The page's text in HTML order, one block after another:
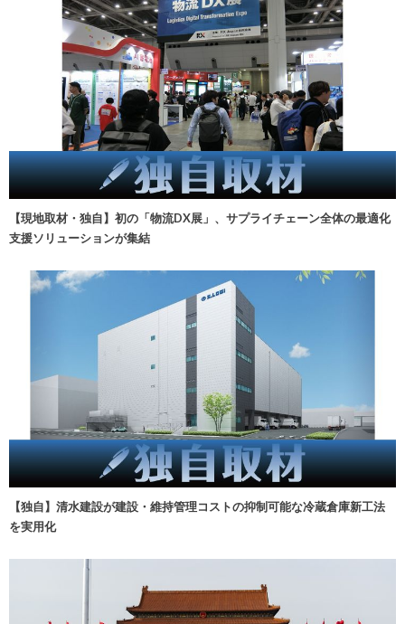
【現地取材・独自】初の「物流DX展」、サプライチェーン全体の最適化
支援ソリューションが集結
【独自】清水建設が建設・維持管理コストの抑制可能な冷蔵倉庫新工法
を実用化